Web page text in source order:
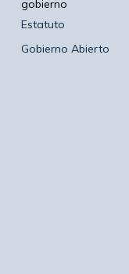
gobierno
Estatuto
Gobierno Abierto